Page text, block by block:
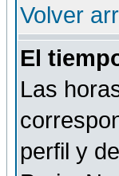
Volver
El
Las
perfil y